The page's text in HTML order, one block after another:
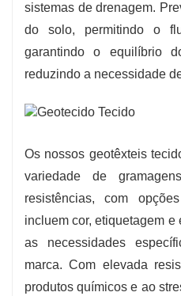
sistemas de drenagem.
do solo, permitindo o
garantindo o equilíbrio
reduzindo a necessidade
Os nossos geotêxteis
variedade de
resistências, com
incluem cor, etiquetagem
as necessidades
marca. Com elevada
produtos químicos e ao